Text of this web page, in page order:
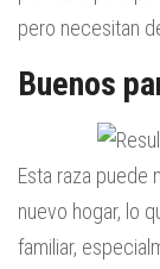
pero necesitan
Buenos
Esta raza puede
nuevo hogar, lo
familiar,